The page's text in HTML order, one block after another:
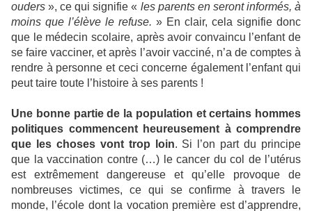
ouders », ce qui signifie « les parents en seront informés, à
moins que l’élève le refuse. » En clair, cela signifie donc
que le médecin scolaire, après avoir convaincu l’enfant de
se faire vacciner, et après l’avoir vacciné, n’a de comptes à
rendre à personne et ceci concerne également l’enfant qui
peut taire toute l’histoire à ses parents !
Une bonne partie de la population et certains hommes
politiques commencent heureusement à comprendre
que les choses vont trop loin. Si l’on part du principe
que la vaccination contre (…) le cancer du col de l’utérus
est extrêmement dangereuse et qu’elle provoque de
nombreuses victimes, ce qui se confirme à travers le
monde, l’école dont la vocation première est d’apprendre,